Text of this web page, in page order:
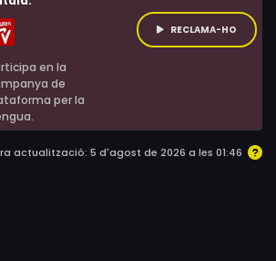
en la
de
per la
RECLAMA-HO
actualització: 5 d'agost de 2026 a les 01:46